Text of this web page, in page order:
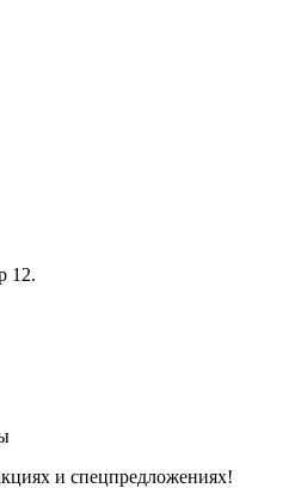
12.
и спецпредложениях!